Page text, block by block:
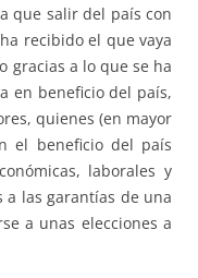
que salir del país con
recibido el que vaya
gracias a lo que se ha
en beneficio del país,
quienes (en mayor
el beneficio del país
laborales y
a las garantías de una
a unas elecciones a